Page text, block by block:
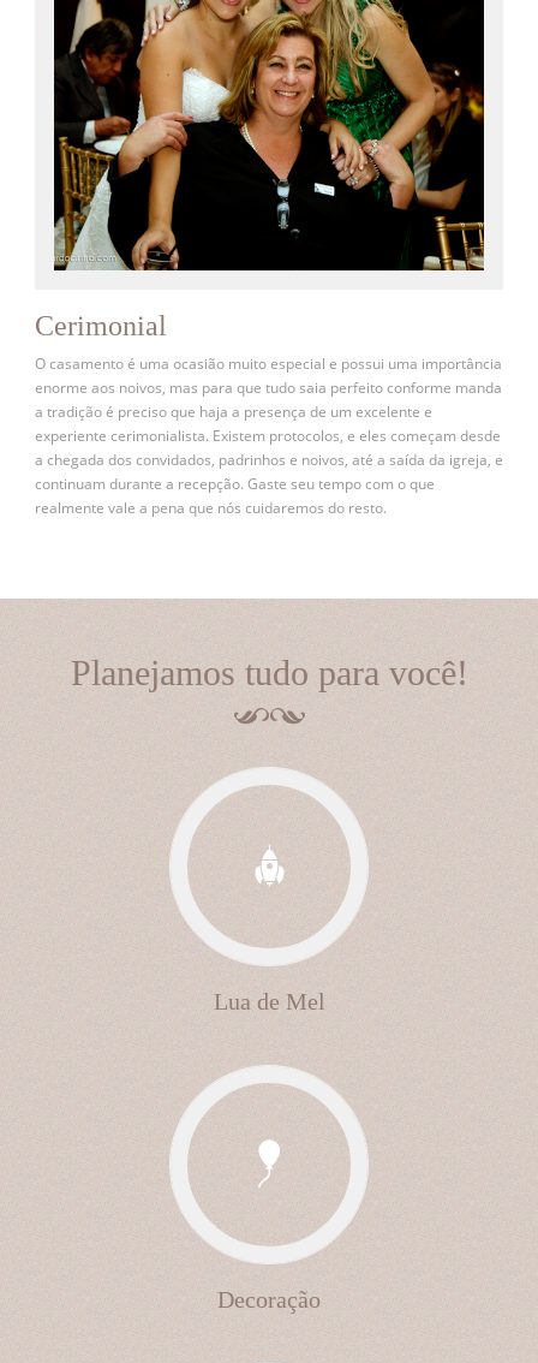
Cerimonial
O casamento é uma ocasião muito especial e possui uma importância
enorme aos noivos, mas para que tudo saia perfeito conforme manda
a tradição é preciso que haja a presença de um excelente e
experiente cerimonialista. Existem protocolos, e eles começam desde
a chegada dos convidados, padrinhos e noivos, até a saída da igreja, e
continuam durante a recepção. Gaste seu tempo com o que
realmente vale a pena que nós cuidaremos do resto.
Planejamos tudo para você!
Lua de Mel
Decoração